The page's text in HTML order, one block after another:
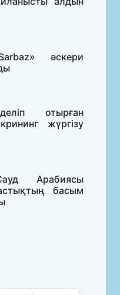
әскери
отырған
жүргізу
Арабиясы
басым